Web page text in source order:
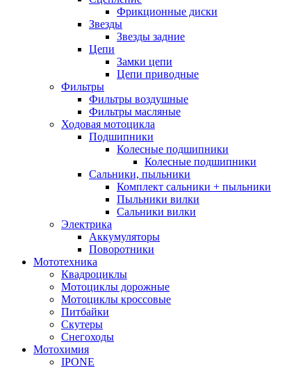
Фрикционные диски
Звезды
Звезды задние
Цепи
Замки цепи
Цепи приводные
Фильтры
Фильтры воздушные
Фильтры масляные
Ходовая мотоцикла
Подшипники
Колесные подшипники
Колесные подшипники
Сальники, пыльники
Комплект сальники + пыльники
Пыльники вилки
Сальники вилки
Электрика
Аккумуляторы
Поворотники
Мототехника
Квадроциклы
Мотоциклы дорожные
Мотоциклы кроссовые
Питбайки
Скутеры
Снегоходы
Мотохимия
IPONE